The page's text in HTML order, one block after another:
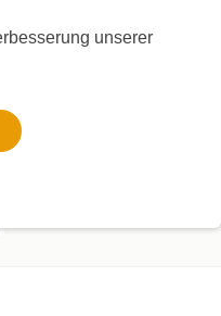
unserer
rund um den Steinplatz ...